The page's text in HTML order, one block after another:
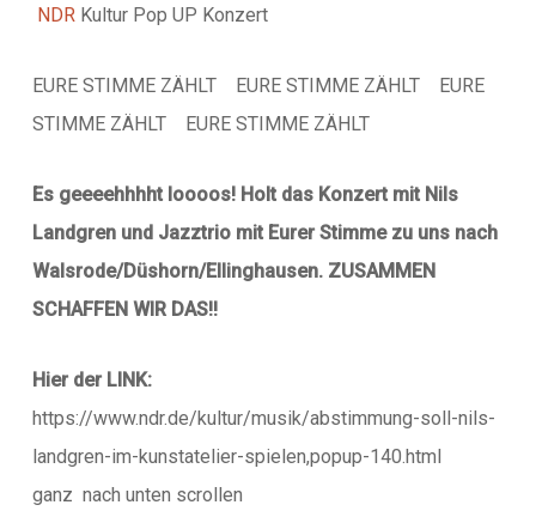
NDRKultur Pop UP Konzert
EURE STIMME ZÄHLT EURE STIMME ZÄHLT EURE
STIMME ZÄHLT EURE STIMME ZÄHLT
Es geeeehhhht loooos! Holt das Konzert mit Nils
Landgren und Jazztrio mit Eurer Stimme zu uns nach
Walsrode/Düshorn/Ellinghausen. ZUSAMMEN
SCHAFFEN WIR DAS!!
Hier der LINK:
https://www.ndr.de/kultur/musik/abstimmung-soll-nils-
landgren-im-kunstatelier-spielen,popup-140.html
ganz nach unten scrollen